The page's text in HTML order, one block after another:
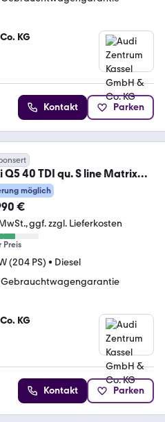
KG
Kontakt Parken
Q5 40 TDI qu. S line Matrix
Pano AHK Kamera
möglich
€
ggf. zzgl. Lieferkosten
Preis
(204 PS) • Diesel
Gebrauchtwagengarantie
KG
Kontakt Parken